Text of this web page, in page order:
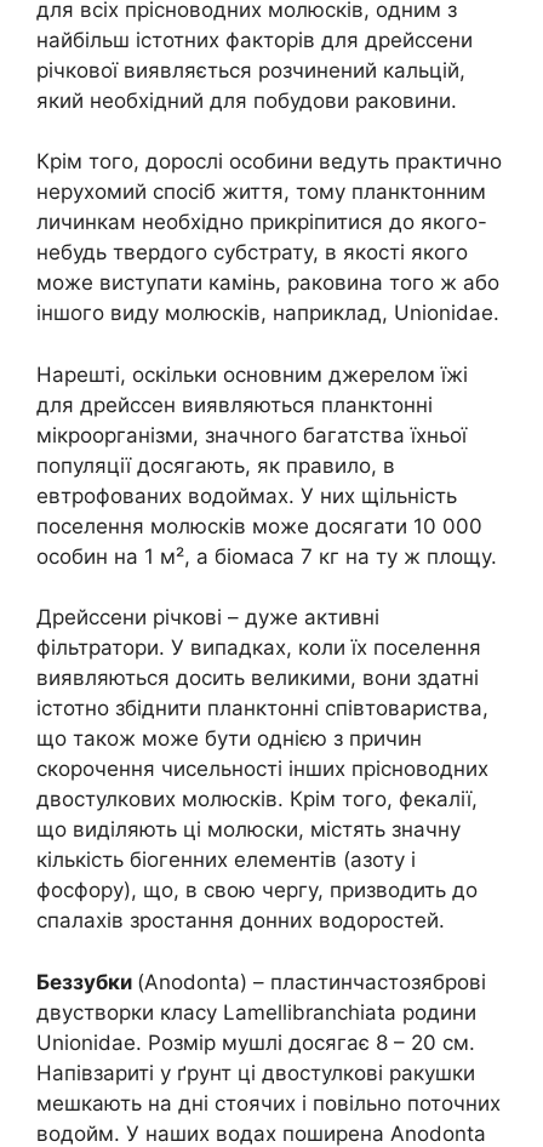
для всіх прісноводних молюсків, одним з
найбільш істотних факторів для дрейссени
річкової виявляється розчинений кальцій,
який необхідний для побудови раковини.
Крім того, дорослі особини ведуть практично
нерухомий спосіб життя, тому планктонним
личинкам необхідно прикріпитися до якого-
небудь твердого субстрату, в якості якого
може виступати камінь, раковина того ж або
іншого виду молюсків, наприклад, Unionidae.
Нарешті, оскільки основним джерелом їжі
для дрейссен виявляються планктонні
мікроорганізми, значного багатства їхньої
популяції досягають, як правило, в
евтрофованих водоймах. У них щільність
поселення молюсків може досягати 10 000
особин на 1 м², а біомаса 7 кг на ту ж площу.
Дрейссени річкові – дуже активні
фільтратори. У випадках, коли їх поселення
виявляються досить великими, вони здатні
істотно збіднити планктонні співтовариства,
що також може бути однією з причин
скорочення чисельності інших прісноводних
двостулкових молюсків. Крім того, фекалії,
що виділяють ці молюски, містять значну
кількість біогенних елементів (азоту і
фосфору), що, в свою чергу, призводить до
спалахів зростання донних водоростей.
Беззубки (Anodonta) – пластинчастозяброві
двустворки класу Lamellibranchiata родини
Unionidae. Розмір мушлі досягає 8 – 20 см.
Напівзариті у ґрунт ці двостулкові ракушки
мешкають на дні стоячих і повільно поточних
водойм. У наших водах поширена Anodonta